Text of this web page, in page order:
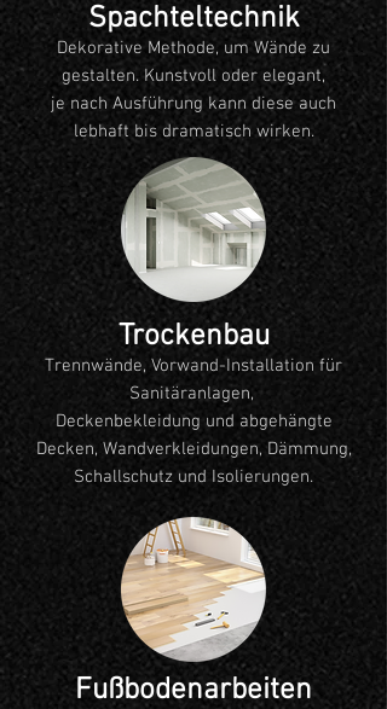
Spachteltechnik
Dekorative Methode, um Wände zu
gestalten. Kunstvoll oder elegant,
je nach Ausführung kann diese auch
lebhaft bis dramatisch wirken.
Trockenbau
Trennwände, Vorwand-Installation für
Sanitäranlagen,
Deckenbekleidung und abgehängte
Decken, Wandverkleidungen, Dämmung,
Schallschutz und Isolierungen.
Fußbodenarbeiten